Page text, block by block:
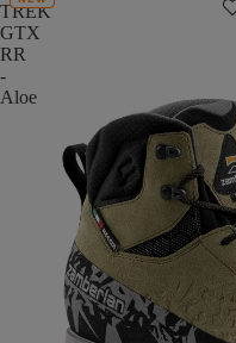
TREK
GTX
RR
-
Aloe